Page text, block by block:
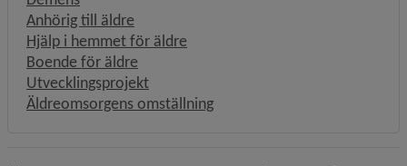
Anhörig till äldre
Hjälp i hemmet för äldre
Boende för äldre
Utvecklingsprojekt
Äldreomsorgens omställning